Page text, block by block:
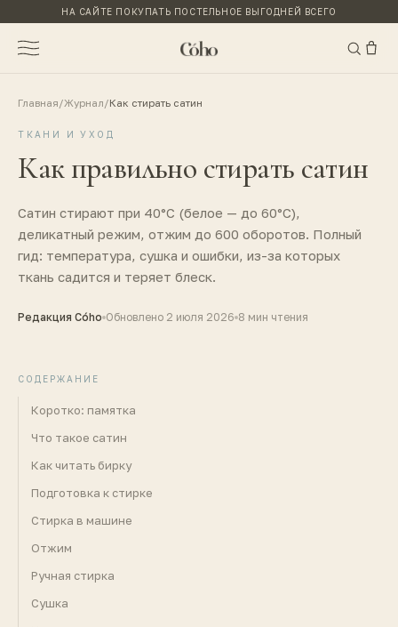
НА САЙТЕ ПОКУПАТЬ ПОСТЕЛЬНОЕ ВЫГОДНЕЙ ВСЕГО
Главная/Журнал/Как стирать сатин
ТКАНИ И УХОД
Как правильно стирать сатин
Сатин стирают при 40°C (белое — до 60°C),
деликатный режим, отжим до 600 оборотов. Полный
гид: температура, сушка и ошибки, из-за которых
ткань садится и теряет блеск.
Редакция Cóho Обновлено 2 июля 2026 8 мин чтения
СОДЕРЖАНИЕ
Коротко: памятка
Что такое сатин
Как читать бирку
Подготовка к стирке
Стирка в машине
Отжим
Ручная стирка
Сушка